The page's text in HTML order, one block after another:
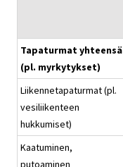
Tapaturmat yhteensä
(pl. myrkytykset)
Liikennetapaturmat (pl.
vesiliikenteen
hukkumiset)
Kaatuminen,
putoaminen